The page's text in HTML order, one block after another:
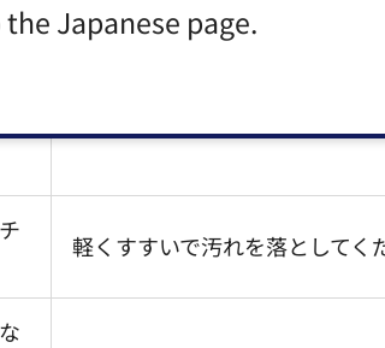
Japanese page.
軽くすすいで汚れを落としてく